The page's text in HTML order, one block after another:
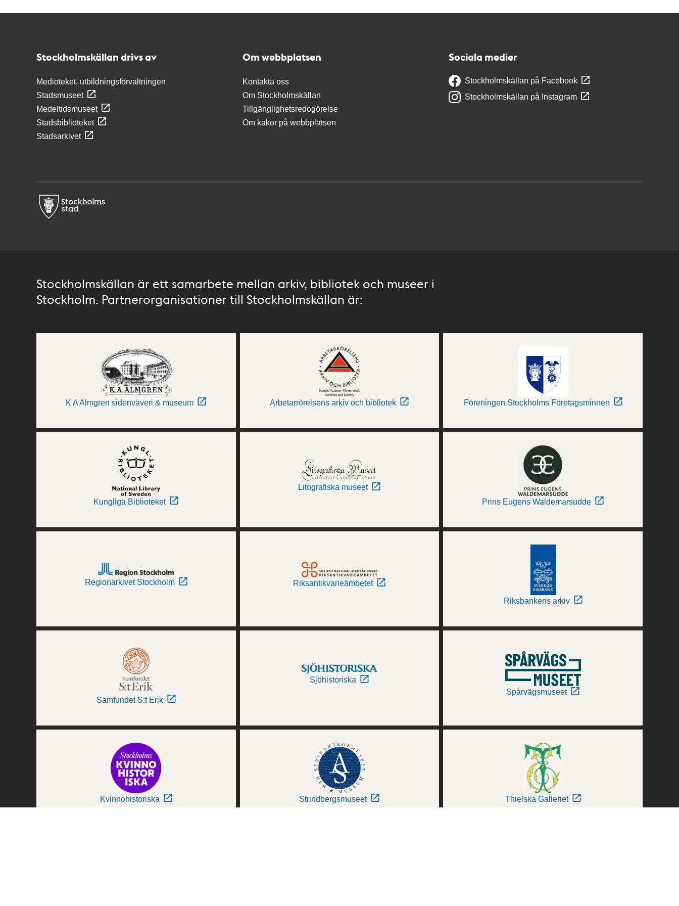
Stockholmskällan drivs av
Medioteket, utbildningsförvaltningen
Stadsmuseet
Medeltidsmuseet
Stadsbiblioteket
Stadsarkivet
Om webbplatsen
Kontakta oss
Om Stockholmskällan
Tillgänglighetsredogörelse
Om kakor på webbplatsen
Sociala medier
Stockholmskällan på Facebook
Stockholmskällan på Instagram
Stockholmskällan är ett samarbete mellan arkiv, bibliotek och museer i
Stockholm. Partnerorganisationer till Stockholmskällan är:
K A Almgren sidenväveri & museum Arbetarrörelsens arkiv och bibliotek Föreningen Stockholms Företagsminnen
Kungliga Biblioteket
Litografiska museet
Prins Eugens Waldemarsudde
Regionarkivet Stockholm Riksantikvarieämbetet
Riksbankens arkiv
Samfundet S:t Erik
Sjöhistoriska
Spårvägsmuseet
Kvinnohistoriska Strindbergsmuseet Thielska Galleriet